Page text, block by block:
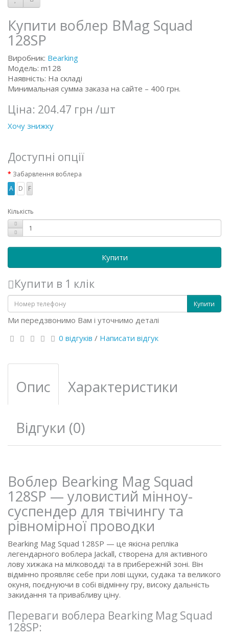
Купити воблер BMag Squad
128SP
Виробник: Bearking
Модель: m128
Наявність: На складі
Минимальная сумма заказа на сайте – 400 грн.
Ціна: 204.47 грн /шт
Хочу знижку
Доступні опції
Забарвлення воблера
A
D F
Кількість
Купити
Купити в 1 клік
Купити
Ми передзвонимо Вам і уточнимо деталі
0 відгуків / Написати відгук
Опис Характеристики
Відгуки (0)
Воблер Bearking Mag Squad
128SP — уловистий мінноу-
суспендер для твічингу та
рівномірної проводки
Bearking Mag Squad 128SP — це якісна репліка
легендарного воблера Jackall, створена для активного
лову хижака на мілководді та в прибережній зоні. Він
відмінно проявляє себе при лові щуки, судака та великого
окуня, поєднуючи в собі відмінну гру, високу дальність
закидання та привабливу ціну.
Переваги воблера Bearking Mag Squad
128SP: